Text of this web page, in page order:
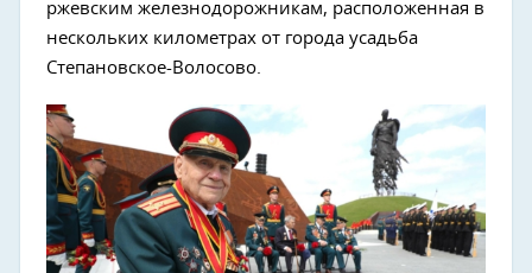
ржевским железнодорожникам, расположенная в
нескольких километрах от города усадьба
Степановское-Волосово.